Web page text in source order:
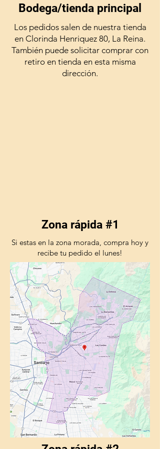
Bodega/tienda principal
Los pedidos salen de nuestra tienda
en Clorinda Henriquez 80, La Reina.
También puede solicitar comprar con
retiro en tienda en esta misma
dirección.
Zona rápida #1
Si estas en la zona morada, compra hoy y
recibe tu pedido el lunes!